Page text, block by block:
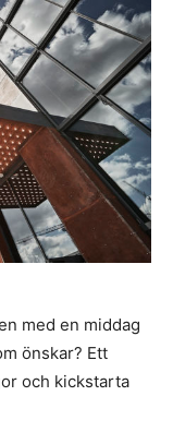
med en middag
önskar? Ett
och kickstarta